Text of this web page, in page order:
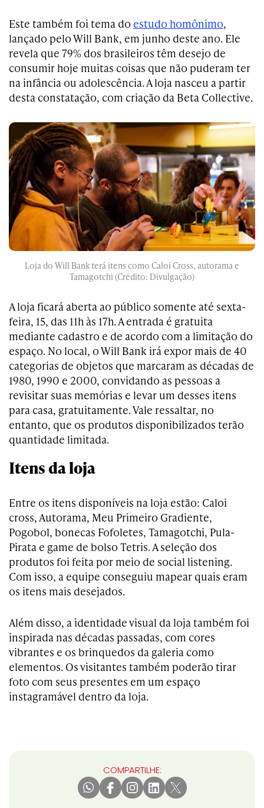
Este também foi tema do estudo homônimo,
lançado pelo Will Bank, em junho deste ano. Ele
revela que 79% dos brasileiros têm desejo de
consumir hoje muitas coisas que não puderam ter
na infância ou adolescência. A loja nasceu a partir
desta constatação, com criação da Beta Collective.
Loja do Will Bank terá itens como Caloi Cross, autorama e
Tamagotchi (Crédito: Divulgação)
A loja ficará aberta ao público somente até sexta-
feira, 15, das 11h às 17h. A entrada é gratuita
mediante cadastro e de acordo com a limitação do
espaço. No local, o Will Bank irá expor mais de 40
categorias de objetos que marcaram as décadas de
1980, 1990 e 2000, convidando as pessoas a
revisitar suas memórias e levar um desses itens
para casa, gratuitamente. Vale ressaltar, no
entanto, que os produtos disponibilizados terão
quantidade limitada.
Itens da loja
Entre os itens disponíveis na loja estão: Caloi
cross, Autorama, Meu Primeiro Gradiente,
Pogobol, bonecas Fofoletes, Tamagotchi, Pula-
Pirata e game de bolso Tetris. A seleção dos
produtos foi feita por meio de social listening.
Com isso, a equipe conseguiu mapear quais eram
os itens mais desejados.
Além disso, a identidade visual da loja também foi
inspirada nas décadas passadas, com cores
vibrantes e os brinquedos da galeria como
elementos. Os visitantes também poderão tirar
foto com seus presentes em um espaço
instagramável dentro da loja.
COMPARTILHE: